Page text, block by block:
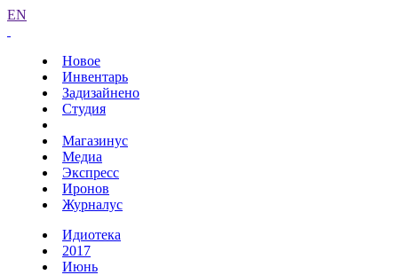
EN
Новое
Инвентарь
Задизайнено
Студия
Магазинус
Медиа
Экспресс
Иронов
Журналус
Идиотека
2017
Июнь